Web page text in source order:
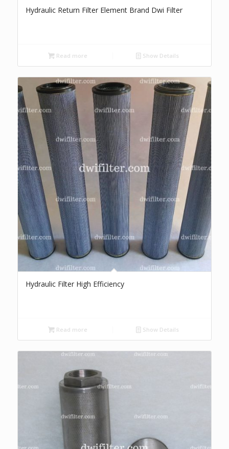
Hydraulic Return Filter Element Brand Dwi Filter
Read more Show Details
Hydraulic Filter High Efficiency
Read more Show Details